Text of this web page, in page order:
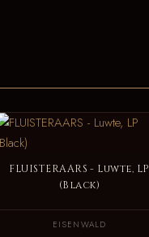
FLUISTERAARS - Luwte, LP
(Black)
EISENWALD